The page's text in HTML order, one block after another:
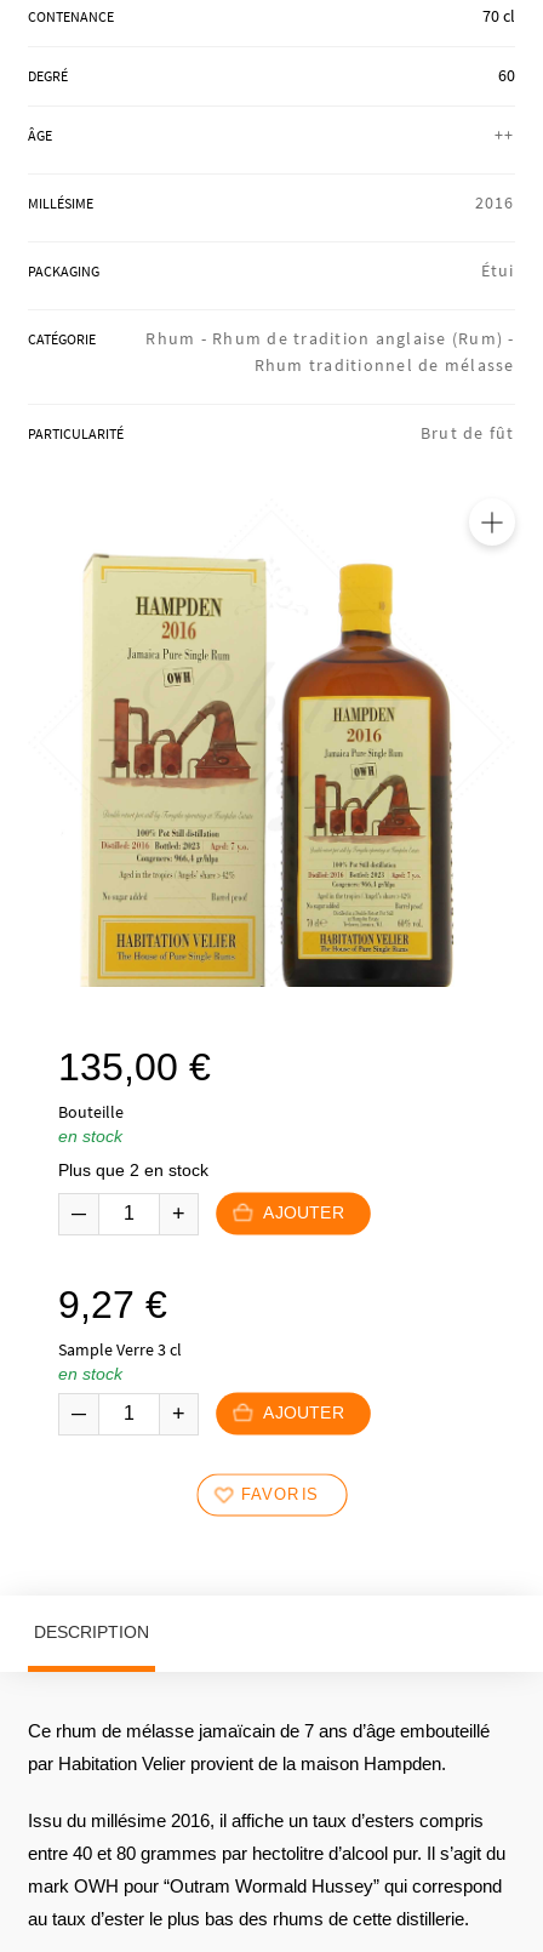
RÉGIONS
CONTENANCE 70 cl
DEGRÉ 60
ÂGE ++
MILLÉSIME 2016
PACKAGING Étui
CATÉGORIE Rhum - Rhum de tradition anglaise (Rum) -
Rhum traditionnel de mélasse
PARTICULARITÉ Brut de fût
135,00 €
Bouteille
en stock
Plus que 2 en stock
AJOUTER
9,27 €
Sample Verre 3 cl
en stock
AJOUTER
FAVORIS
DESCRIPTION
Ce rhum de mélasse jamaïcain de 7 ans d’âge embouteillé
par Habitation Velier provient de la maison Hampden.
Issu du millésime 2016, il affiche un taux d’esters compris
entre 40 et 80 grammes par hectolitre d’alcool pur. Il s’agit du
mark OWH pour “Outram Wormald Hussey” qui correspond
au taux d’ester le plus bas des rhums de cette distillerie.